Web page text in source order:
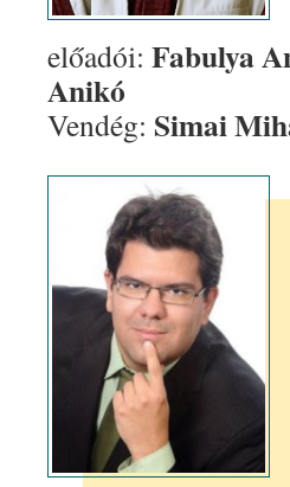
előadói: Fabulya
Anikó
Vendég: Simai